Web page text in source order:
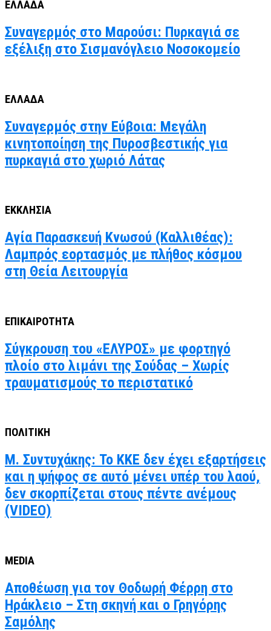
ΕΛΛΑΔΑ
Συναγερμός στο Μαρούσι: Πυρκαγιά σε
εξέλιξη στο Σισμανόγλειο Νοσοκομείο
ΕΛΛΑΔΑ
Συναγερμός στην Εύβοια: Μεγάλη
κινητοποίηση της Πυροσβεστικής για
πυρκαγιά στο χωριό Λάτας
ΕΚΚΛΗΣΙΑ
Αγία Παρασκευή Κνωσού (Καλλιθέας):
Λαμπρός εορτασμός με πλήθος κόσμου
στη Θεία Λειτουργία
ΕΠΙΚΑΙΡΟΤΗΤΑ
Σύγκρουση του «ΕΛΥΡΟΣ» με φορτηγό
πλοίο στο λιμάνι της Σούδας – Χωρίς
τραυματισμούς το περιστατικό
ΠΟΛΙΤΙΚΗ
Μ. Συντυχάκης: Το ΚΚΕ δεν έχει εξαρτήσεις
και η ψήφος σε αυτό μένει υπέρ του λαού,
δεν σκορπίζεται στους πέντε ανέμους
(VIDEO)
MEDIA
Αποθέωση για τον Θοδωρή Φέρρη στο
Ηράκλειο – Στη σκηνή και ο Γρηγόρης
Σαμόλης